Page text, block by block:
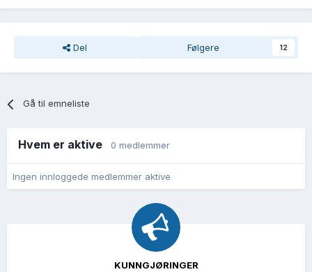
Del Følgere 12
Gå til emneliste
Hvem er aktive 0 medlemmer
Ingen innloggede medlemmer aktive
KUNNGJØRINGER